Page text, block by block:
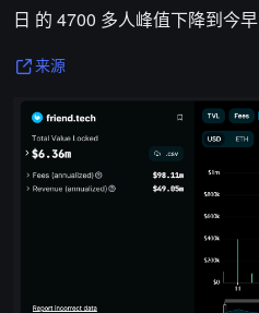
日 的 4700 多人峰值下降到今早
来源